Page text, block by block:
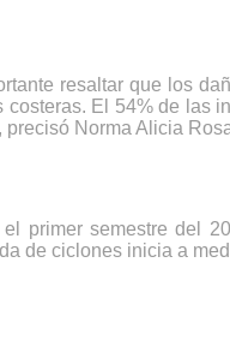
resaltar que los
costeras. El 54% de las
precisó Norma Alicia
el primer semestre del
de ciclones inicia a